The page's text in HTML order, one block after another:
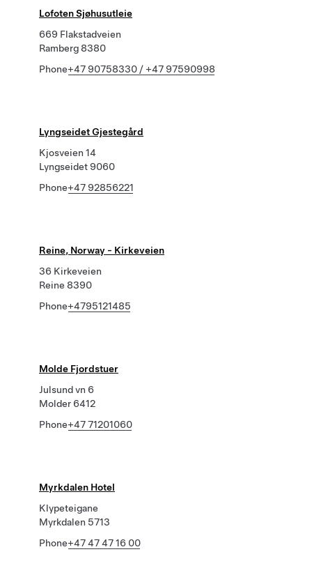
Lofoten Sjøhusutleie
669 Flakstadveien
Ramberg 8380
Phone+47 90758330 / +47 97590998
Lyngseidet Gjestegård
Kjosveien 14
Lyngseidet 9060
Phone+47 92856221
Reine, Norway - Kirkeveien
36 Kirkeveien
Reine 8390
Phone+4795121485
Molde Fjordstuer
Julsund vn 6
Molder 6412
Phone+47 71201060
Myrkdalen Hotel
Klypeteigane
Myrkdalen 5713
Phone+47 47 47 16 00